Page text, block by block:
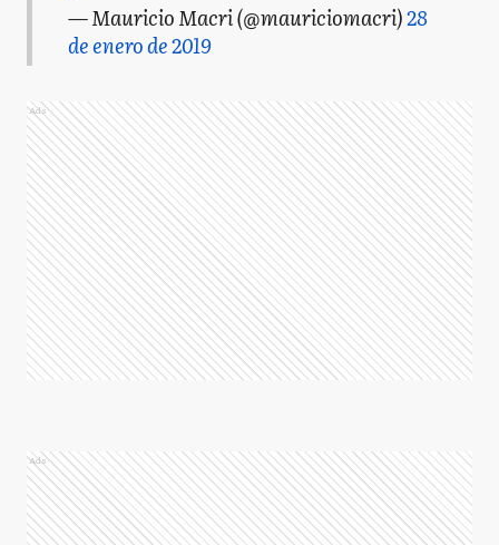
— Mauricio Macri (@mauriciomacri)28
de enero de 2019
Ads
Ads